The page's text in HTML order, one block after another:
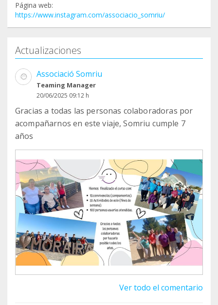
Página web:
https://www.instagram.com/associacio_somriu/
Actualizaciones
Associació Somriu
Teaming Manager
20/06/2025 09:12 h
Gracias a todas las personas colaboradoras por
acompañarnos en este viaje, Somriu cumple 7
años
Ver todo el comentario